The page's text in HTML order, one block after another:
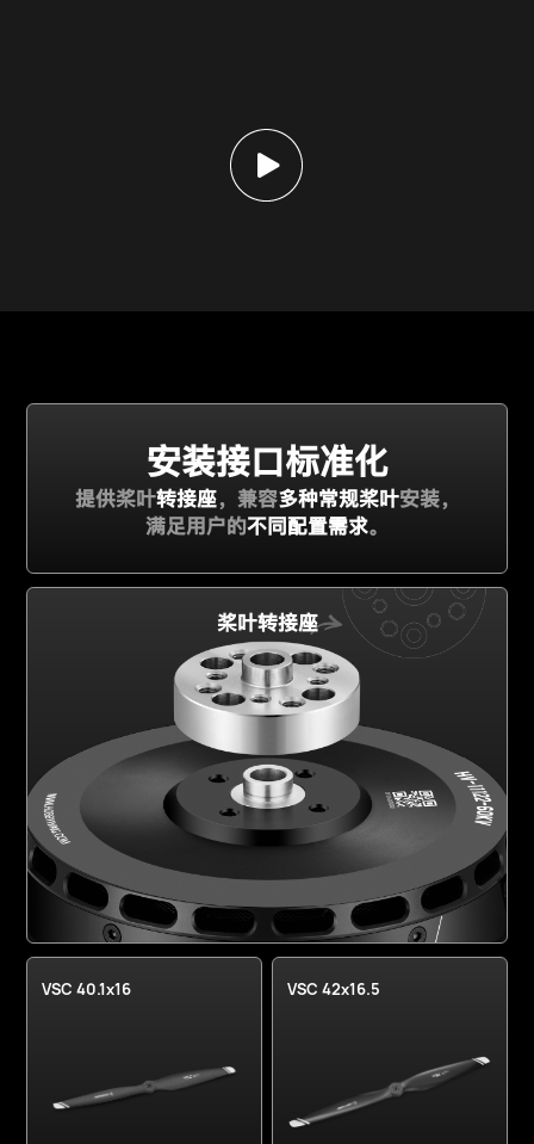
安装接口标准化
提供桨叶转接座，兼容多种常规桨叶安装，
满足用户的不同配置需求。
桨叶转接座
VSC 40.1x16 VSC 42x16.5